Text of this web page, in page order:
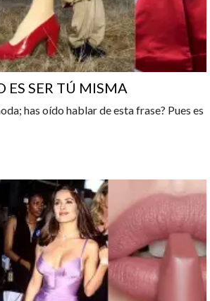
ES SER TÚ MISMA
has oído hablar de esta frase? Pues es